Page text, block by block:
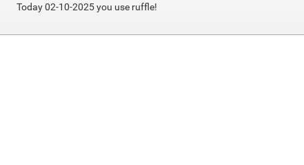
Today 02-10-2025 you use ruffle!